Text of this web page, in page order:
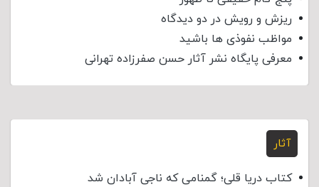
ریزش و رویش در دو دیدگاه
مواظب نفوذی‌ ها باشید
معرفی پایگاه نشر آثار حسن صفرزاده تهرانی
آثار
کتاب دریا قلی؛ گمنامی که ناجی آبادان شد